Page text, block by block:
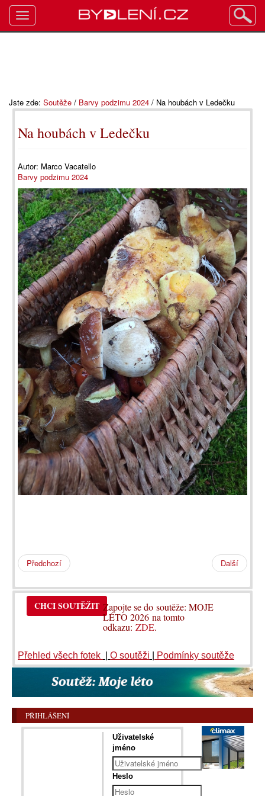
Jste zde: Soutěže / Barvy podzimu 2024 / Na houbách v Ledečku
Na houbách v Ledečku
Autor: Marco Vacatello
Barvy podzimu 2024
Předchozí Další
CHCI SOUTĚŽIT Zapojte se do soutěže: MOJE
LÉTO 2026 na tomto
odkazu:ZDE.
Přehled všech fotek O soutěži Podmínky soutěže
PŘIHLÁŠENÍ
Uživatelské
jméno
Heslo
Toggle
navigation